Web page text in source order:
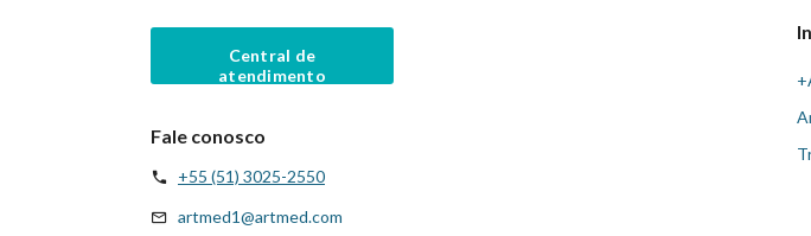
Central de
atendimento
Fale conosco
+55 (51) 3025-2550
artmed1@artmed.com